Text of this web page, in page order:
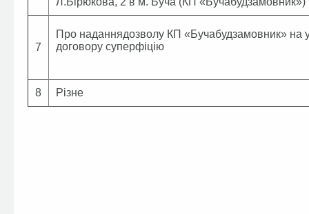
7
Про наданнядозволу КП «Бучабудзамовник» на
договору суперфіцію
8 Різне